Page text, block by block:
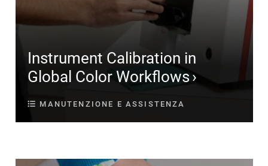
Instrument Calibration in
Global Color Workflows
MANUTENZIONE E ASSISTENZA